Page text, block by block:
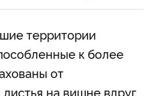
территории
к более
от
на вишне вдруг